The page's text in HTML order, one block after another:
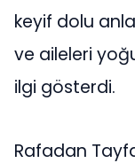
keyif dolu
ve aileleri
ilgi gösterdi.
Rafadan